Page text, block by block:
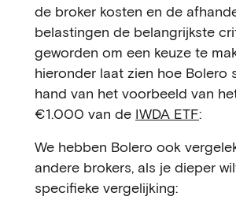
de broker kosten en de
belastingen de belangrijkste
geworden om een keuze te
hieronder laat zien hoe Bolero
hand van het voorbeeld van
€1.000 van de IWDA ETF:
We hebben Bolero ook
andere brokers, als je dieper
specifieke vergelijking: